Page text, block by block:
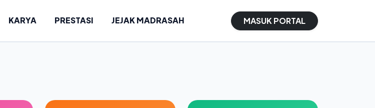
KARYA PRESTASI JEJAK MADRASAH MASUK PORTAL